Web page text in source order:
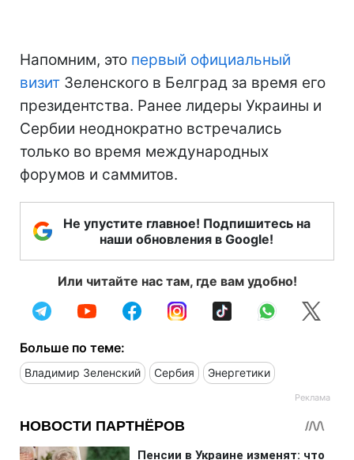
Напомним, это первый официальный
визит Зеленского в Белград за время его
президентства. Ранее лидеры Украины и
Сербии неоднократно встречались
только во время международных
форумов и саммитов.
Не упустите главное! Подпишитесь на
наши обновления в Google!
Или читайте нас там, где вам удобно!
Больше по теме:
Владимир Зеленский Сербия Энергетики